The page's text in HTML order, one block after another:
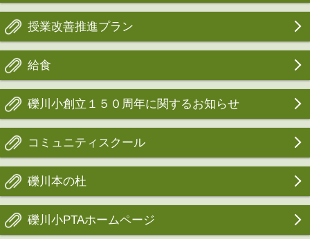
授業改善推進プラン
給食
礫川小創立１５０周年に関するお知らせ
コミュニティスクール
礫川本の杜
礫川小PTAホームページ